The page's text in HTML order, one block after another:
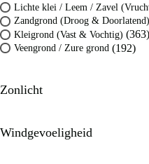
Lichte klei / Leem / Zavel
Zandgrond (Droog & Doorlatend)
Kleigrond (Vast & Vochtig) (363)
Veengrond / Zure grond (192)
Zonlicht
Windgevoeligheid